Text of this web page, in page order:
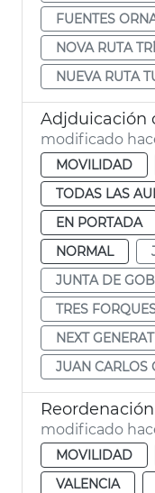
FUENTES
NOVA RUTA
NUEVA RUTA
modificado
MOVILIDAD
TODAS LAS
EN PORTADA
NORMAL
JUNTA DE
TRES
NEXT
JUAN CARLOS
modificado
MOVILIDAD
VALENCIA